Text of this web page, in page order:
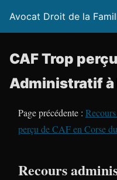
Avocat Droit de la
CAF Trop
Administratif
Page précédente :
perçu de CAF en Corse
Recours